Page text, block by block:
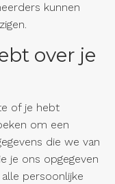
kunnen
over je
of je hebt
om een
die we van
je ons opgegeven
persoonlijke